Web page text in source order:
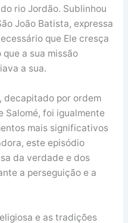
rio Jordão. Sublinhou
João Batista, expressa
que Ele cresça
que a sua missão
a sua.
decapitado por ordem
Salomé, foi igualmente
mais significativos
este episódio
da verdade e dos
a perseguição e a
e as tradições